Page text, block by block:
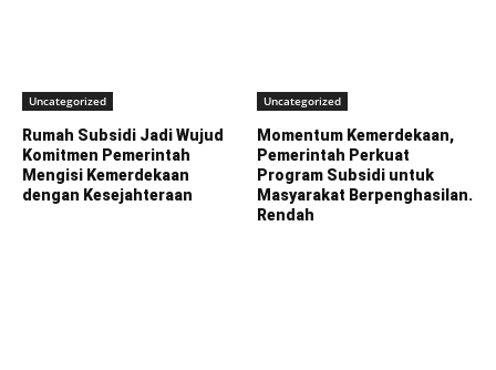
Uncategorized
Rumah Subsidi Jadi Wujud
Komitmen Pemerintah
Mengisi Kemerdekaan
dengan Kesejahteraan
Uncategorized
Momentum Kemerdekaan,
Pemerintah Perkuat
Program Subsidi untuk
Masyarakat Berpenghasilan.
Rendah